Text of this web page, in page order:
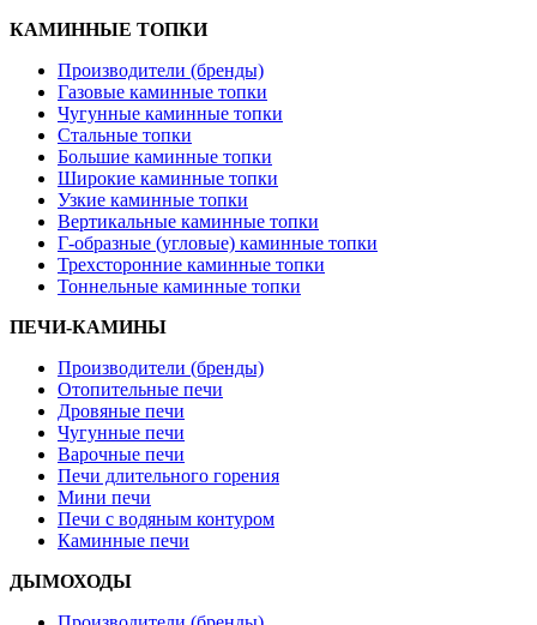
КАМИННЫЕ ТОПКИ
Производители (бренды)
Газовые каминные топки
Чугунные каминные топки
Стальные топки
Большие каминные топки
Широкие каминные топки
Узкие каминные топки
Вертикальные каминные топки
Г-образные (угловые) каминные топки
Трехсторонние каминные топки
Тоннельные каминные топки
ПЕЧИ-КАМИНЫ
Производители (бренды)
Отопительные печи
Дровяные печи
Чугунные печи
Варочные печи
Печи длительного горения
Мини печи
Печи с водяным контуром
Каминные печи
ДЫМОХОДЫ